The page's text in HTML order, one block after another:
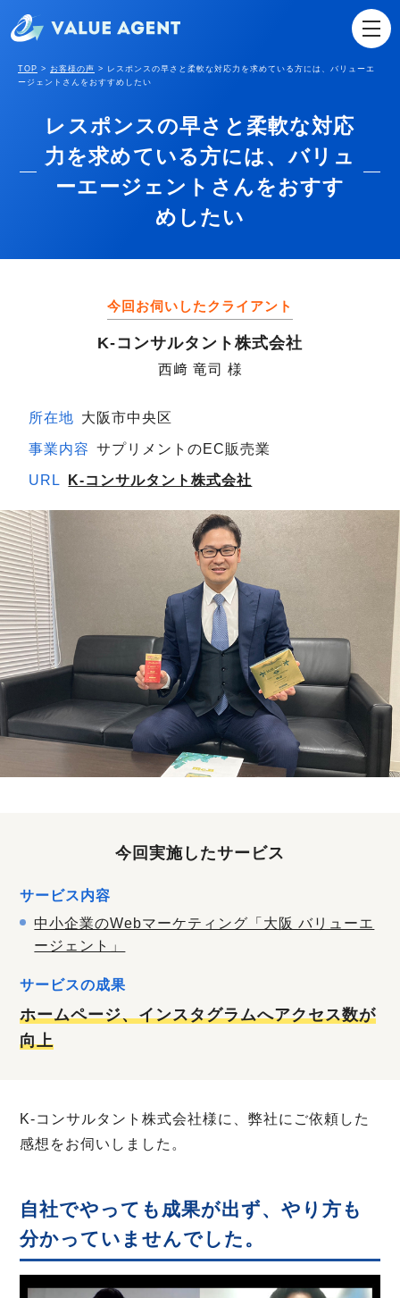
TOP > お客様の声 > レスポンスの早さと柔軟な対応力を求めている方には、バリューエ
ージェントさんをおすすめしたい
レスポンスの早さと柔軟な対応
力を求めている方には、バリュ
ーエージェントさんをおすす
めしたい
今回お伺いしたクライアント
K-コンサルタント株式会社
西﨑 竜司 様
所在地 大阪市中央区
事業内容 サプリメントのEC販売業
URL K-コンサルタント株式会社
今回実施したサービス
サービス内容
中小企業のWebマーケティング「大阪 バリューエ
ージェント」
サービスの成果
ホームページ、インスタグラムへアクセス数が
向上
K-コンサルタント株式会社様に、弊社にご依頼した
感想をお伺いしました。
自社でやっても成果が出ず、やり方も
分かっていませんでした。